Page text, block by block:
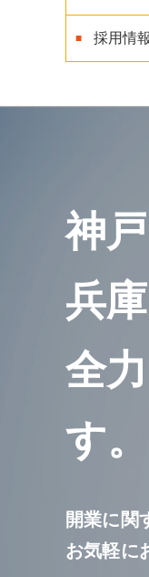
採用情報
神
兵
全
す。
開業に関
お気軽に